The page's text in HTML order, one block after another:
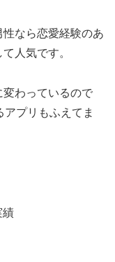
なら恋愛経験のあ
人気です。
わっているので
プリもふえてま
績